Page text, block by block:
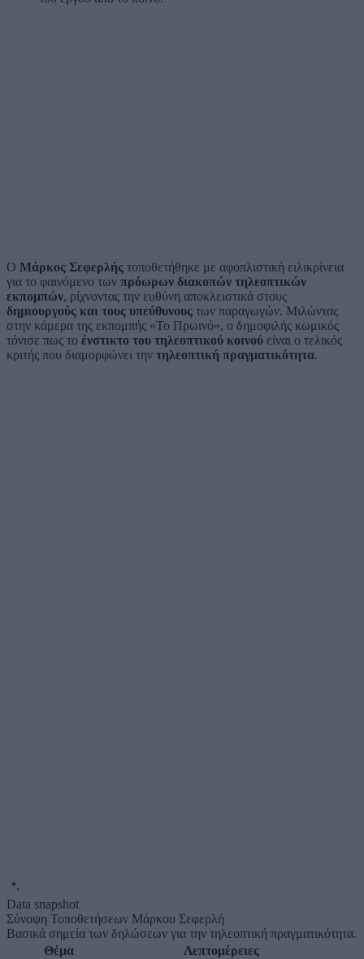
Ο Μάρκος Σεφερλής τοποθετήθηκε με αφοπλιστική ειλικρίνεια
για το φαινόμενο των πρόωρων διακοπών τηλεοπτικών
εκπομπών, ρίχνοντας την ευθύνη αποκλειστικά στους
δημιουργούς και τους υπεύθυνους των παραγωγών. Μιλώντας
στην κάμερα της εκπομπής «Το Πρωινό», ο δημοφιλής κωμικός
τόνισε πως το ένστικτο του τηλεοπτικού κοινού είναι ο τελικός
κριτής που διαμορφώνει την τηλεοπτική πραγματικότητα.
Data snapshot
Σύνοψη Τοποθετήσεων Μάρκου Σεφερλή
Βασικά σημεία των δηλώσεων για την τηλεοπτική πραγματικότητα.
Θέμα
Λεπτομέρειες